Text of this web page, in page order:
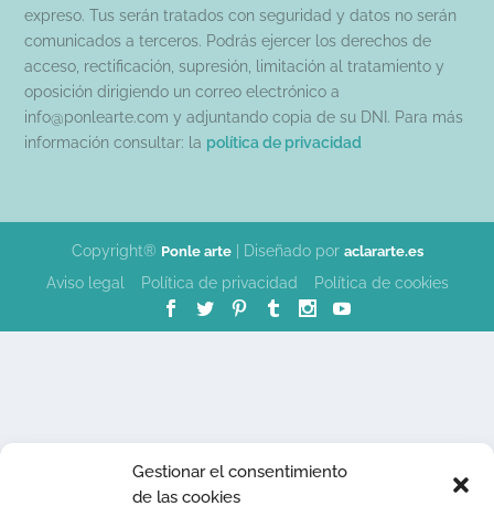
Gestionar el consentimiento
de las cookies
expreso. Tus serán tratados con seguridad y datos no serán
comunicados a terceros. Podrás ejercer los derechos de
acceso, rectificación, supresión, limitación al tratamiento y
oposición dirigiendo un correo electrónico a
info@ponlearte.com y adjuntando copia de su DNI. Para más
información consultar: la política de privacidad
Copyright® Ponle arte| Diseñado por aclararte.es
Aviso legal Política de privacidad Política de cookies